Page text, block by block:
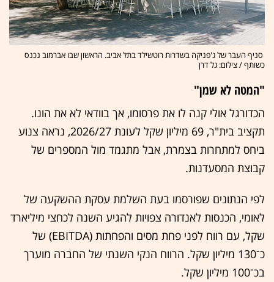
סניף העבר של ג'פניקה בשדרות רוטשילד בתל אביב. הראשון שבו אברמוב נכנס
כשותף / צילום: גל דרן
"המטה לא שמן"
הכדורגל אולי קנה לו את פרסומו, אך בוודאי לא את הונו.
תקציב בית"ר, 69 מיליון שקל לעונת 2026/27, נראה צנוע
ביחס למתחרות בצמרת, אבל מתגמד מול המספרים של
קבוצת המסעדנות.
לפי הנתונים שפורסמו בעת השלמת עסקת ההשקעה של
לאומי, הכנסות לאנדורה צפויות להגיע השנה לכחצי מיליארד
שקל, עם רווח לפני פחת מסים והפחתות (EBITDA) של
כ־130 מיליון שקל. הרווח הנקי השנתי של החברה מוערך
בכ־100 מיליון שקל.